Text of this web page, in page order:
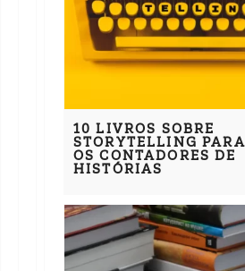
10 LIVROS SOBRE
STORYTELLING
OS CONTADORES DE
HISTÓRIAS